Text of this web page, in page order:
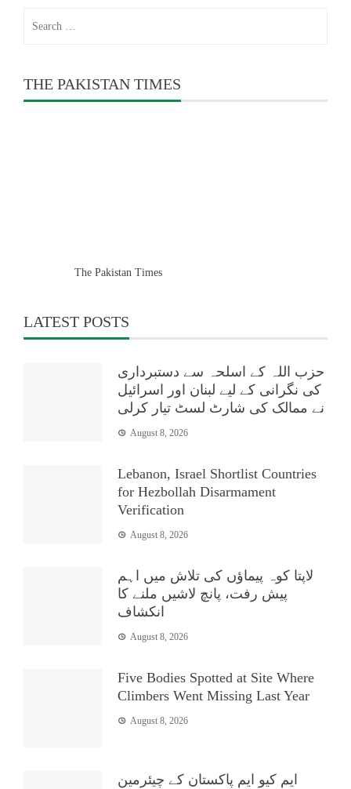
THE PAKISTAN TIMES
The Pakistan Times
LATEST POSTS
حزب اللہ کے اسلحہ سے دستبرداری
کی نگرانی کے لیے لبنان اور اسرائیل
نے ممالک کی شارٹ لسٹ تیار کرلی
August 8, 2026
Lebanon, Israel Shortlist Countries
for Hezbollah Disarmament
Verification
August 8, 2026
لاپتا کوہ پیماؤں کی تلاش میں اہم
پیش رفت، پانچ لاشیں ملنے کا
انکشاف
August 8, 2026
Five Bodies Spotted at Site Where
Climbers Went Missing Last Year
August 8, 2026
ایم کیو ایم پاکستان کے چیئرمین